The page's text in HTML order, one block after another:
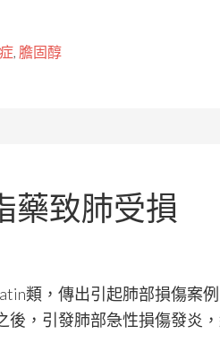
, 膽固醇
藥致肺受損
類，傳出引起肺部損傷案
後，引發肺部急性損傷發炎